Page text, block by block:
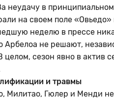
неудачу в
на своем поле
неделю в прессе
Арбелоа не решают,
целом, сезон явно в актив
и травмы
Милитао, Гюлер и Менди